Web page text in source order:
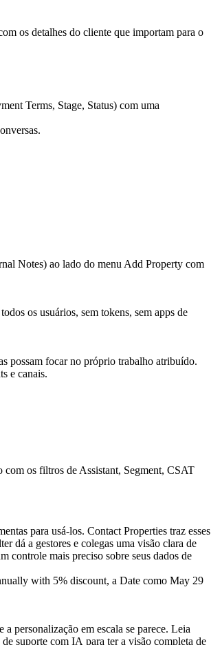
os detalhes do cliente que importam para o
os usuários, sem tokens, sem apps de
possam focar no próprio trabalho atribuído.
e canais.
para usá-los. Contact Properties traz esses
dá a gestores e colegas uma visão clara de
controle mais preciso sobre seus dados de
personalização em escala se parece. Leia
de suporte com IA para ter a visão completa de